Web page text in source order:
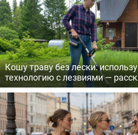
Кошу траву без лески:
технологию с лезвиями —